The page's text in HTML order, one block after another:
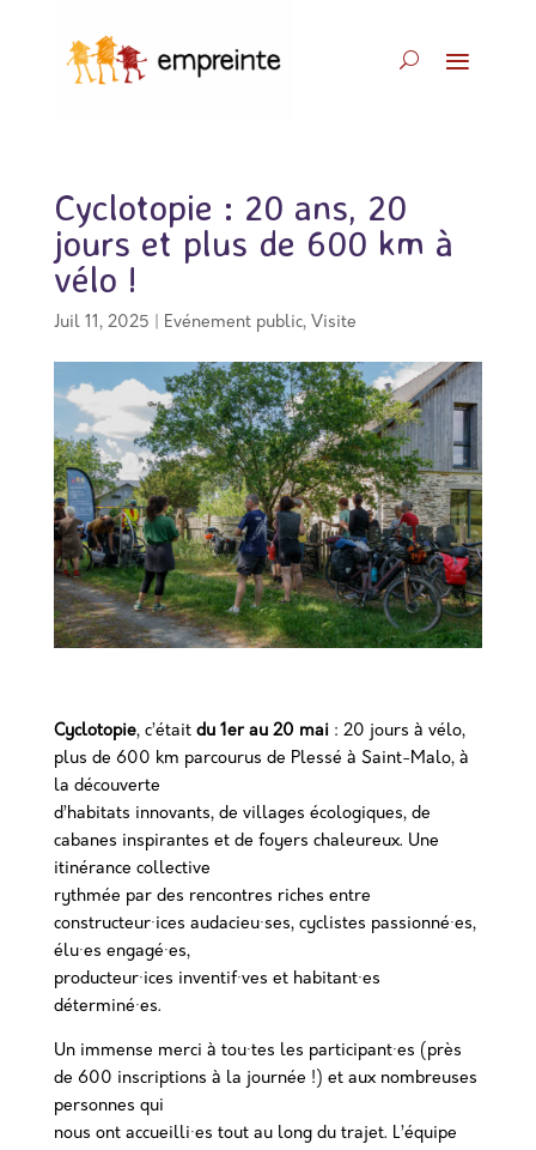
Cyclotopie : 20 ans, 20
jours et plus de 600 km à
vélo !
Juil 11, 2025 Evénement public, Visite
Cyclotopie, c’était du 1er au 20 mai : 20 jours à vélo,
plus de 600 km parcourus de Plessé à Saint-Malo, à
la découverte
d’habitats innovants, de villages écologiques, de
cabanes inspirantes et de foyers chaleureux. Une
itinérance collective
rythmée par des rencontres riches entre
constructeur·ices audacieu·ses, cyclistes passionné·es,
élu·es engagé·es,
producteur·ices inventif·ves et habitant·es
déterminé·es.
Un immense merci à tou·tes les participant·es (près
de 600 inscriptions à la journée !) et aux nombreuses
personnes qui
nous ont accueilli·es tout au long du trajet. L’équipe